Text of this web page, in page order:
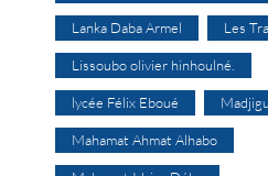
Lanka Daba Armel Les
Lissoubo olivier hinhoulné.
lycée Félix Eboué
Mahamat Ahmat Alhabo